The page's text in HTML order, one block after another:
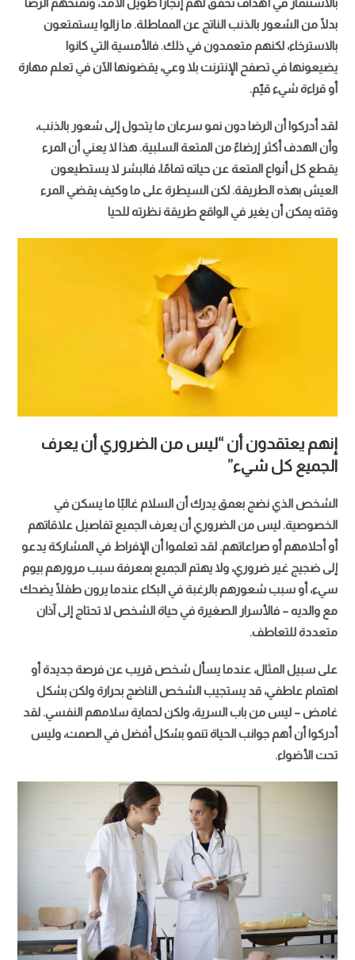
بالاستثمار في أهداف تحقق لهم إنجازًا طويل الأمد، وتمنحهم الرضا
بدلًا من الشعور بالذنب الناتج عن المماطلة. ما زالوا يستمتعون
بالاسترخاء، لكنهم متعمدون في ذلك. فالأمسية التي كانوا
يضيعونها في تصفح الإنترنت بلا وعي، يقضونها الآن في تعلم مهارة
أو قراءة شيء قيّم.
لقد أدركوا أن الرضا دون نمو سرعان ما يتحول إلى شعور بالذنب،
وأن الهدف أكثر إرضاءً من المتعة السلبية. هذا لا يعني أن المرء
يقطع كل أنواع المتعة عن حياته تمامًا، فالبشر لا يستطيعون
العيش بهذه الطريقة. لكن السيطرة على ما وكيف يقضي المرء
وقته يمكن أن يغير في الواقع طريقة نظرته للحيا
إنهم يعتقدون أن “ليس من الضروري أن يعرف
الجميع كل شيء”
الشخص الذي نضج بعمق يدرك أن السلام غالبًا ما يسكن في
الخصوصية. ليس من الضروري أن يعرف الجميع تفاصيل علاقاتهم
أو أحلامهم أو صراعاتهم. لقد تعلموا أن الإفراط في المشاركة يدعو
إلى ضجيج غير ضروري، ولا يهتم الجميع بمعرفة سبب مرورهم بيوم
سيء، أو سبب شعورهم بالرغبة في البكاء عندما يرون طفلًا يضحك
مع والديه – فالأسرار الصغيرة في حياة الشخص لا تحتاج إلى آذان
متعددة للتعاطف.
على سبيل المثال، عندما يسأل شخص قريب عن فرصة جديدة أو
اهتمام عاطفي، قد يستجيب الشخص الناضج بحرارة ولكن بشكل
غامض – ليس من باب السرية، ولكن لحماية سلامهم النفسي. لقد
أدركوا أن أهم جوانب الحياة تنمو بشكل أفضل في الصمت، وليس
تحت الأضواء.